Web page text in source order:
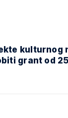
kulturnog
grant od